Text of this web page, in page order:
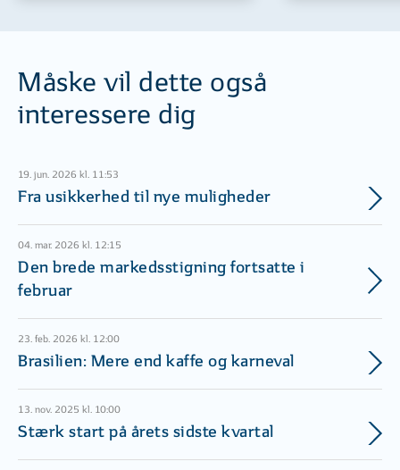
Måske vil dette også
interessere dig
19. jun. 2026 kl. 11:53
Fra usikkerhed til nye muligheder
04. mar. 2026 kl. 12:15
Den brede markedsstigning fortsatte i
februar
23. feb. 2026 kl. 12:00
Brasilien: Mere end kaffe og karneval
13. nov. 2025 kl. 10:00
Stærk start på årets sidste kvartal